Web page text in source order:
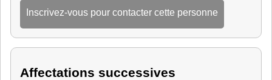
Inscrivez-vous pour contacter cette personne
Affectations successives